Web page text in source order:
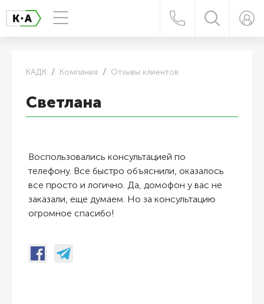
КАДК Компания Отзывы клиентов
Светлана
Воспользовались консультацией по
телефону. Все быстро объяснили, оказалось
все просто и логично. Да, домофон у вас не
заказали, еще думаем. Но за консультацию
огромное спасибо!